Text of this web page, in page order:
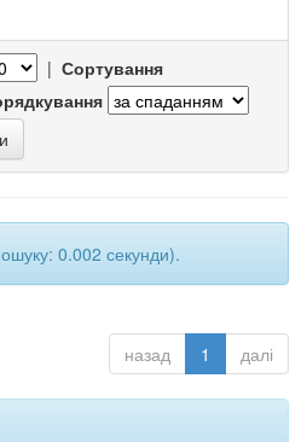
| Сортування
0.002 секунди).
назад 1 далі